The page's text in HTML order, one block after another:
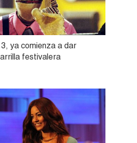
ya comienza a dar
festivalera